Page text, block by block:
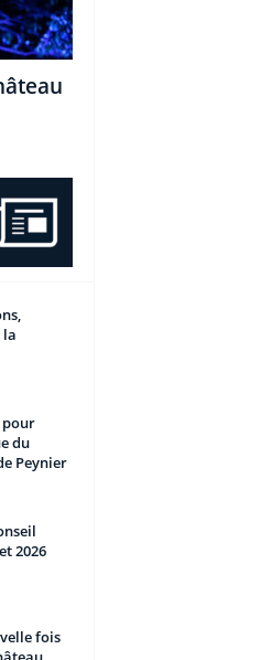
la
pour
du
Peynier
2026
fois